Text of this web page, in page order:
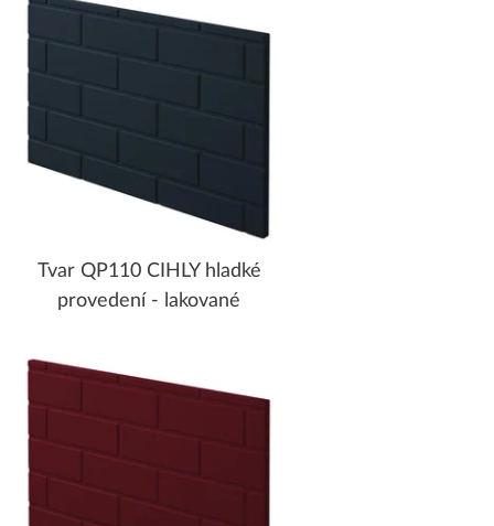
Tvar QP110 CIHLY hladké
provedení - lakované